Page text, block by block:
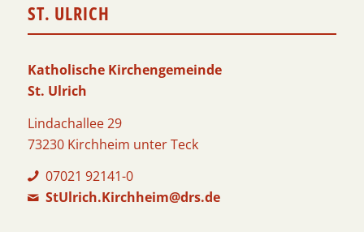
ST. ULRICH
Katholische Kirchengemeinde
St. Ulrich
Lindachallee 29
73230 Kirchheim unter Teck
07021 92141-0
StUlrich.Kirchheim@drs.de